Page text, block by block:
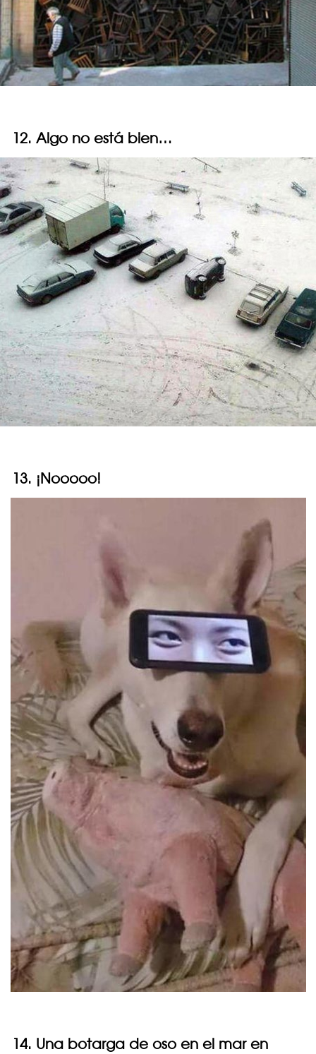
12. Algo no está bien…
13. ¡Nooooo!
14. Una botarga de oso en el mar en